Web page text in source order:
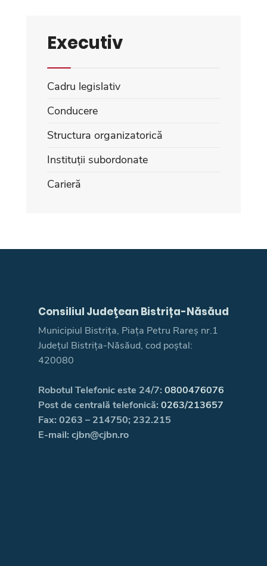
Executiv
Cadru legislativ
Conducere
Structura organizatorică
Instituții subordonate
Carieră
Consiliul Judeţean Bistrița-Năsăud
Municipiul Bistrița, Piața Petru Rareș nr.1
Județul Bistrița-Năsăud, cod poștal:
420080
Robotul Telefonic este 24/7: 0800476076
Post de centrală telefonică: 0263/213657
Fax: 0263 – 214750; 232.215
E-mail: cjbn@cjbn.ro